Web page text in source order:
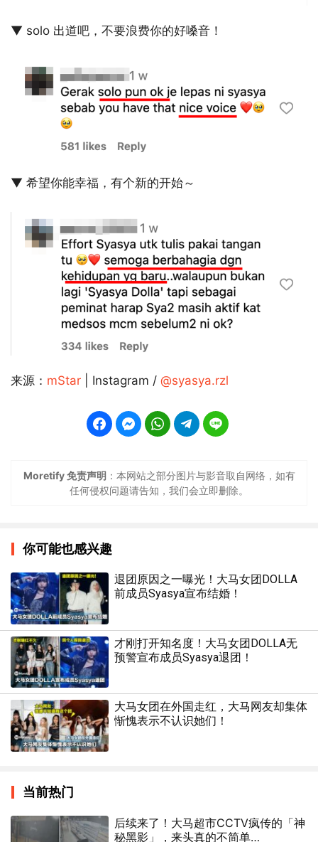
▼ solo 出道吧，不要浪费你的好嗓音！
▼ 希望你能幸福，有个新的开始～
来源： mStar | Instagram / @syasya.rzl
Moretify 免责声明 ：本网站之部分图片与影音取自网络，如有
任何侵权问题请告知，我们会立即删除。
你可能也感兴趣
退团原因之一曝光！大马女团DOLLA
前成员Syasya宣布结婚！
才刚打开知名度！大马女团DOLLA无
预警宣布成员Syasya退团！
大马女团在外国走红，大马网友却集体
惭愧表示不认识她们！
当前热门
后续来了！大马超市CCTV疯传的「神
秘黑影」，来头真的不简单…